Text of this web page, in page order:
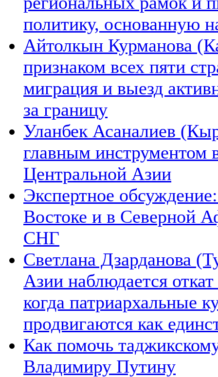
политику, основанную
Айтолкын Курманова
признаком всех пяти
миграция и выезд
за границу
Уланбек Асаналиев
главным инструментом
Центральной Азии
Экспертное
Востоке и в Северной
СНГ
Светлана Дзарданова
Азии наблюдается
когда патриархальные
продвигаются как
Как помочь
Владимиру Путину